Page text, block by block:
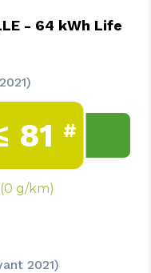
- 64 kWh Life
81 #
(0 g/km)
2021)